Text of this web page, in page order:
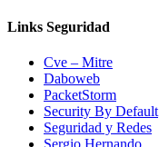
Links Seguridad
Cve – Mitre
Daboweb
PacketStorm
Security By Default
Seguridad y Redes
Sergio Hernando